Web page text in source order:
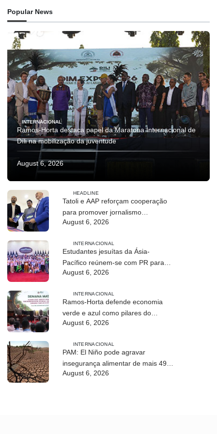
Popular News
INTERNACIONAL
Ramos-Horta destaca papel da Maratona Internacional de
Díli na mobilização da juventude
August 6, 2026
HEADLINE
Tatoli e AAP reforçam cooperação
para promover jornalismo
profissional em Timor-Leste
August 6, 2026
INTERNACIONAL
Estudantes jesuítas da Ásia-
Pacífico reúnem-se com PR para
conhecer processo de paz no país
August 6, 2026
INTERNACIONAL
Ramos-Horta defende economia
verde e azul como pilares do
desenvolvimento sustentável de
August 6, 2026
INTERNACIONAL
PAM: El Niño pode agravar
insegurança alimentar de mais 49
milhões de pessoas até 2027
August 6, 2026